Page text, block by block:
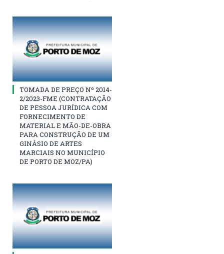
TOMADA DE PREÇO Nº 2014-
2/2023-FME (CONTRATAÇÃO
DE PESSOA JURÍDICA COM
FORNECIMENTO DE
MATERIAL E MÃO-DE-OBRA
PARA CONSTRUÇÃO DE UM
GINÁSIO DE ARTES
MARCIAIS NO MUNICÍPIO
DE PORTO DE MOZ/PA)